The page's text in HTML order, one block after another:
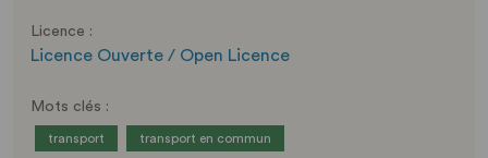
Licence :
Licence Ouverte / Open Licence
Mots clés :
transport transport en commun